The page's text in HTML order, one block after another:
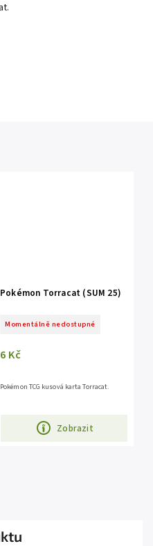
Pokémon Torracat (SUM 25)
Momentálně nedostupné
6 Kč
Zobrazit
Pokémon TCG kusová karta Torracat.